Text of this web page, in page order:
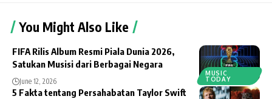
You Might Also Like
MUSIC
TODAY
FIFA Rilis Album Resmi Piala Dunia 2026,
Satukan Musisi dari Berbagai Negara
June 12, 2026
5 Fakta tentang Persahabatan Taylor Swift